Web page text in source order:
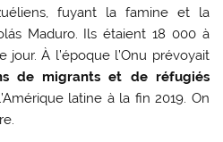
fuyant la famine et la
Maduro. Ils étaient 18 000 à
À l’époque l’Onu prévoyait
de migrants et de réfugiés
latine à la fin 2019. On